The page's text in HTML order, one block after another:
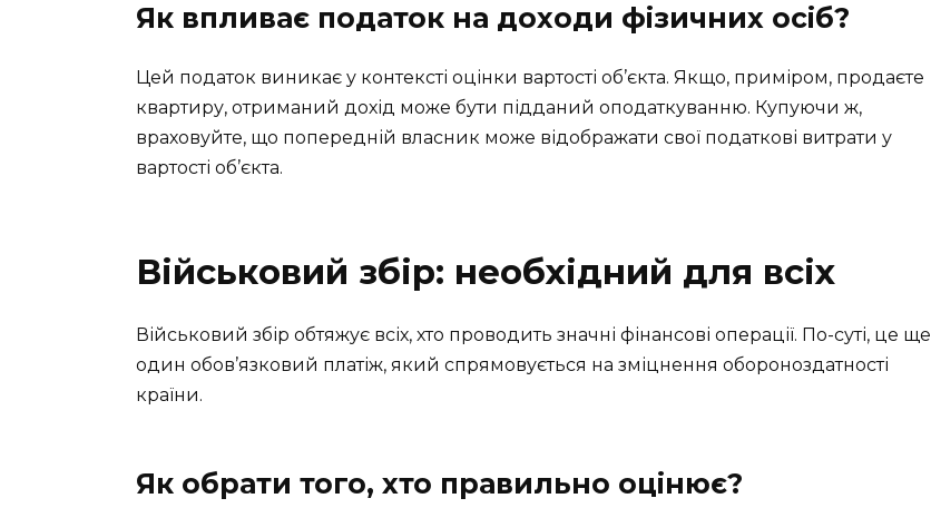
Як впливає податок на доходи фізичних осіб?
Цей податок виникає у контексті оцінки вартості об’єкта. Якщо, приміром, продаєте
квартиру, отриманий дохід може бути підданий оподаткуванню. Купуючи ж,
враховуйте, що попередній власник може відображати свої податкові витрати у
вартості об’єкта.
Військовий збір: необхідний для всіх
Військовий збір обтяжує всіх, хто проводить значні фінансові операції. По-суті, це ще
один обов’язковий платіж, який спрямовується на зміцнення обороноздатності
країни.
Як обрати того, хто правильно оцінює?